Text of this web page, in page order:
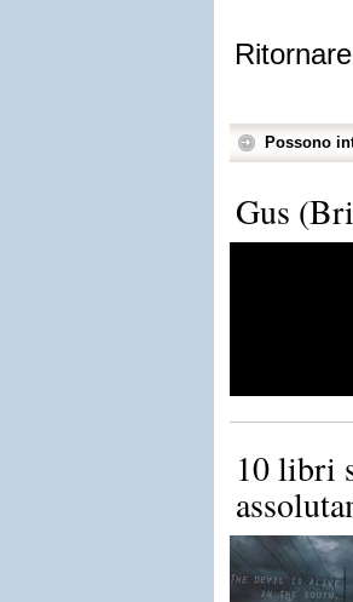
Possono
Gus
10 libri